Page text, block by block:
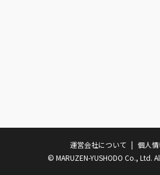
運営会社について
個人
© MARUZEN-YUSHODO Co., Ltd.